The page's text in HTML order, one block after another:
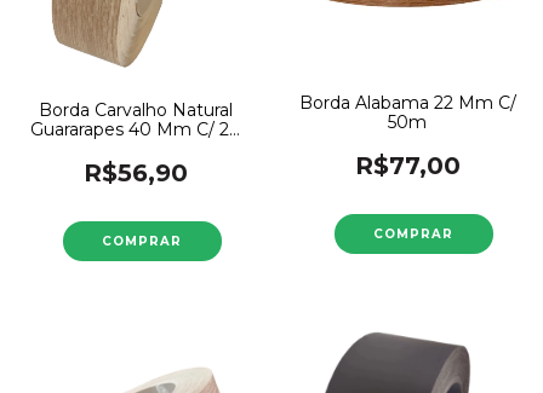
Borda Carvalho Natural
Guararapes 40 Mm C/ 20
R$56,90
Borda Alabama 22 Mm C/
50m
R$77,00